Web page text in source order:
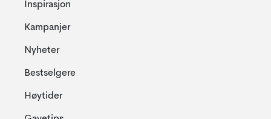
Inspirasjon
Kampanjer
Nyheter
Bestselgere
Høytider